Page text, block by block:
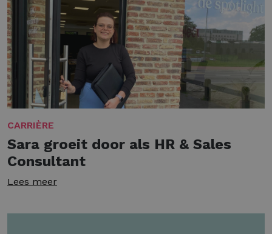
CARRIÈRE
Sara groeit door als HR & Sales
Consultant
Lees meer